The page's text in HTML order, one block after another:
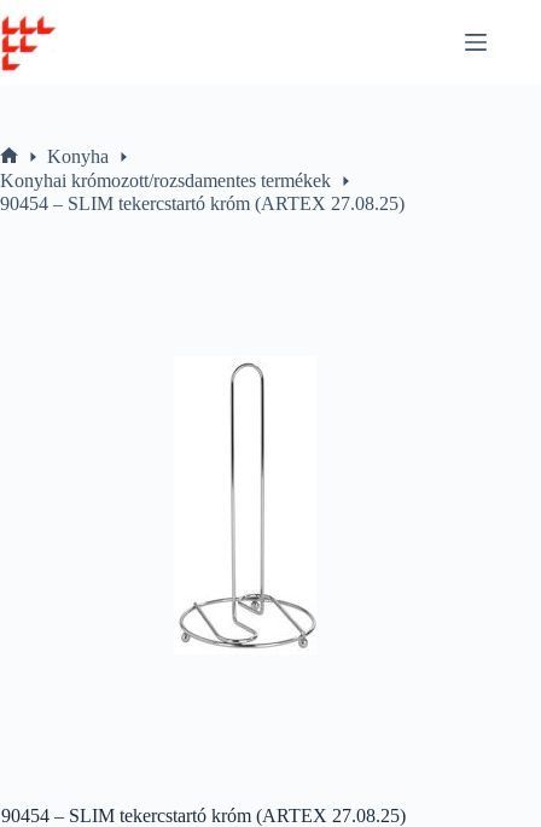
to
content
Home
Konyha
Konyhai krómozott/rozsdamentes termékek
90454 – SLIM tekercstartó króm (ARTEX 27.08.25)
90454 – SLIM tekercstartó króm (ARTEX 27.08.25)